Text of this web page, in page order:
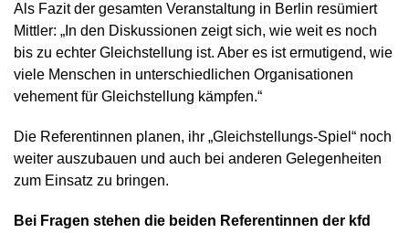
Als Fazit der gesamten Veranstaltung in Berlin resümiert
Mittler: „In den Diskussionen zeigt sich, wie weit es noch
bis zu echter Gleichstellung ist. Aber es ist ermutigend, wie
viele Menschen in unterschiedlichen Organisationen
vehement für Gleichstellung kämpfen.“
Die Referentinnen planen, ihr „Gleichstellungs-Spiel“ noch
weiter auszubauen und auch bei anderen Gelegenheiten
zum Einsatz zu bringen.
Bei Fragen stehen die beiden Referentinnen der kfd